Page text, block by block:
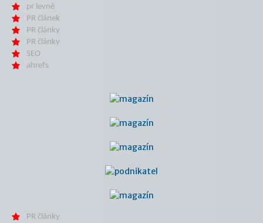
pr levně
PR článek
PR články
PR články
SEO
ahrefs
PR články